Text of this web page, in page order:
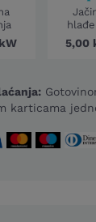
5,00
karticama